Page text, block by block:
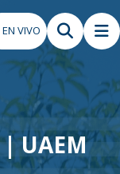
EN VIVO
UAEM